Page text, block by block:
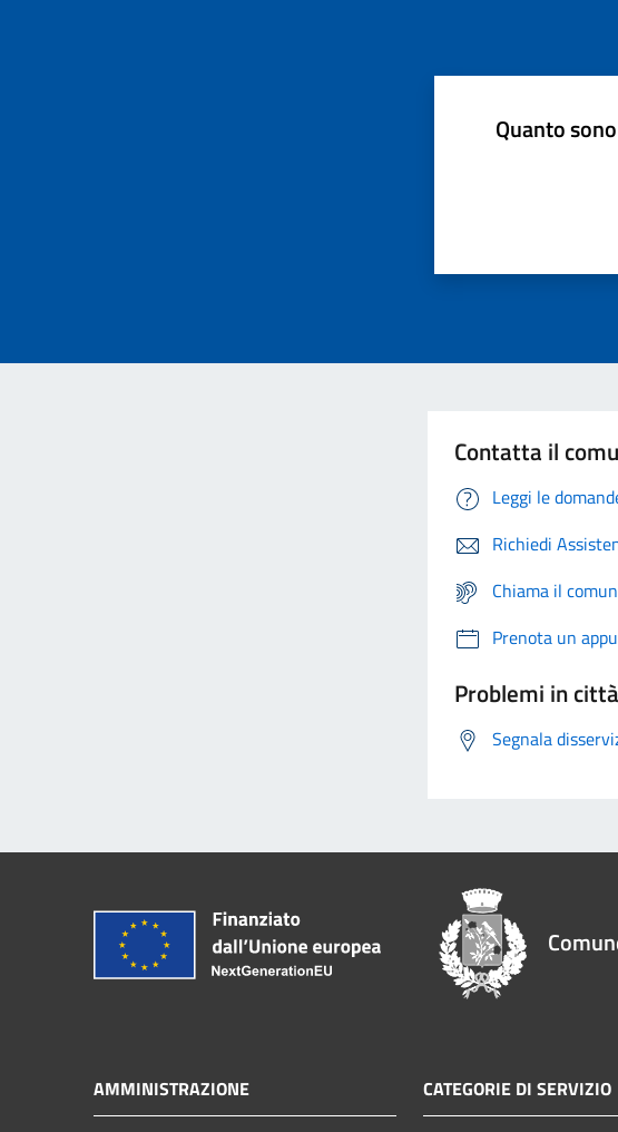
Quanto
Contatta il
Leggi le
Richiedi
Chiama il
Prenota un
Problemi in città
Segnala
AMMINISTRAZIONE CATEGORIE DI SERVIZIO